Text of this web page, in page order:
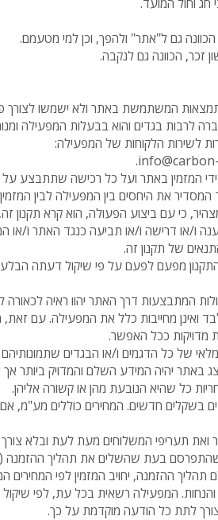
גם ל"אתר" ולהפך, וכן למי מטעמם.
זכר, הכוונה גם לנקבה.
המשתמשת באתר ולא ישמשו לצורך
לרבות בגדים והוא בבעלות המפעילה
לשירות הלקוחות של המפעילה:
.
המזמין באתר ועל כל רכישה שתתבצע על
את היחסים בין המפעילה לבין
כי עם ביצוע הפעולה, הוא קרא תקנון זה,
ו/או דרישה ו/או תביעה כנגד האתר ו/או
של תקנון זה.
מפעם לפעם על פי שיקול דעתה
המתבצעות דרך האתר יהוו ראיה לכאורה
ואינן מחייבות כלל את המפעילה. עם
מדויקות ככל האפשר.
של כל הדגמים ו/או הבגדים
יהיה המידע השלם והמדויק ביותר אך
כל שהיא הנובעת מהן או קשורה אליהן.
בשקלים חדשים. המחירים כוללים מע"מ, אם
תעריפי המשלוחים מעת לעת ובלא
בעת שהשלים את תהליך ההזמנה
תהליך ההזמנה, יחויב המזמין לפי המחירים
המפעילה רשאית בכל עת, לפי
לתת כל הודעה מוקדמת על כך.